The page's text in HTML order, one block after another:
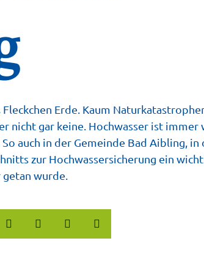
Erde. Kaum
nicht gar keine. Hochwasser ist immer
auch in der Gemeinde Bad Aibling,
zur Hochwassersicherung ein
wurde.